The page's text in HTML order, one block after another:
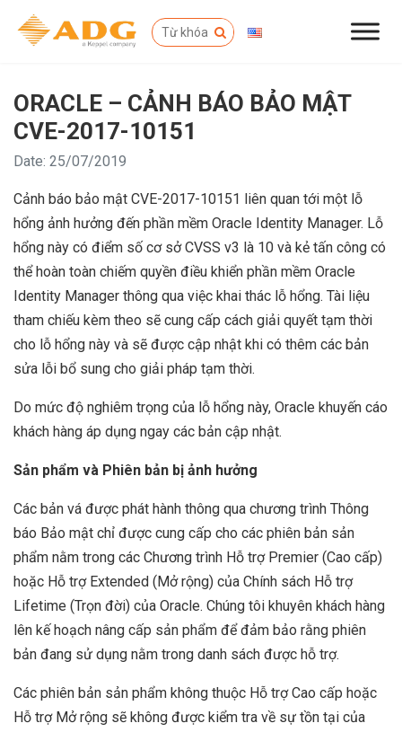
ORACLE – CẢNH BÁO BẢO MẬT
CVE-2017-10151
Date: 25/07/2019
Cảnh báo bảo mật CVE-2017-10151 liên quan tới một lỗ
hổng ảnh hưởng đến phần mềm Oracle Identity Manager. Lỗ
hổng này có điểm số cơ sở CVSS v3 là 10 và kẻ tấn công có
thể hoàn toàn chiếm quyền điều khiển phần mềm Oracle
Identity Manager thông qua việc khai thác lỗ hổng. Tài liệu
tham chiếu kèm theo sẽ cung cấp cách giải quyết tạm thời
cho lỗ hổng này và sẽ được cập nhật khi có thêm các bản
sửa lỗi bổ sung cho giải pháp tạm thời.
Do mức độ nghiêm trọng của lỗ hổng này, Oracle khuyến cáo
khách hàng áp dụng ngay các bản cập nhật.
Sản phẩm và Phiên bản bị ảnh hưởng
Các bản vá được phát hành thông qua chương trình Thông
báo Bảo mật chỉ được cung cấp cho các phiên bản sản
phẩm nằm trong các Chương trình Hỗ trợ Premier (Cao cấp)
hoặc Hỗ trợ Extended (Mở rộng) của Chính sách Hỗ trợ
Lifetime (Trọn đời) của Oracle. Chúng tôi khuyên khách hàng
lên kế hoạch nâng cấp sản phẩm để đảm bảo rằng phiên
bản đang sử dụng nằm trong danh sách được hỗ trợ.
Các phiên bản sản phẩm không thuộc Hỗ trợ Cao cấp hoặc
Hỗ trợ Mở rộng sẽ không được kiểm tra về sự tồn tại của